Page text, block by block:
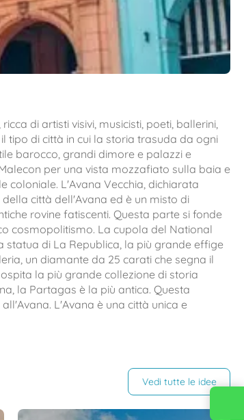
di artisti visivi, musicisti, poeti, ballerini,
tipo di città in cui la storia trasuda da ogni
barocco, grandi dimore e palazzi e
per una vista mozzafiato sulla baia e
coloniale. L'Avana Vecchia, dichiarata
città dell'Avana ed è un misto di
rovine fatiscenti. Questa parte si fonde
cosmopolitismo. La cupola del National
statua di La Republica, la più grande effige
un diamante da 25 carati che segna il
la più grande collezione di storia
la Partagas è la più antica. Questa
L'Avana è una città unica e
Vedi tutte le idee